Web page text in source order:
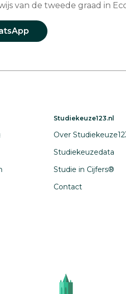
van de tweede graad in
Studiekeuze123.nl
Over
Studiekeuzedata
Studie in Cijfers®
Contact